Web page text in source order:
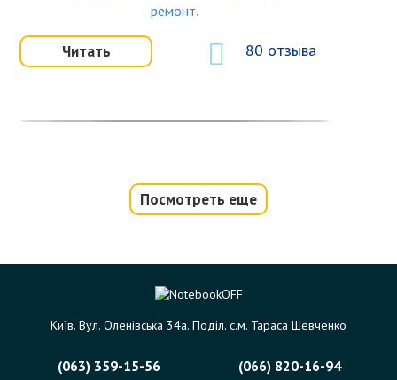
ремонт.
Читать 80 отзыва
Чистка ноутбука от пыли (видео)
системы охлаждения.
Мы сможем сделать это качественно и
Посмотреть еще
Київ. Вул. Оленівська 34а. Поділ. с.м. Тараса Шевченко
(063) 359-15-56
(066) 820-16-94